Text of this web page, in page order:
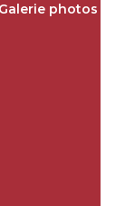
Galerie photos